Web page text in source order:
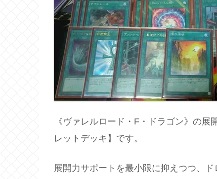
《ヴァレルロード・F・ドラゴン》の
レットデッキ】です。
展開力サポートを最小限に抑えつつ、